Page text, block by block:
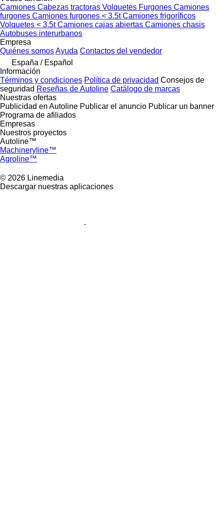
Camiones Cabezas tractoras Volquetes Furgones Camiones
furgones Camiones furgones < 3.5tCamiones frigoríficos
Volquetes < 3.5tCamiones cajas abiertas Camiones chasis
Autobuses interurbanos
Empresa
Quiénes somosAyuda Contactos del vendedor
España / Español
Información
Términos y condiciones Política de privacidad Consejos de
seguridad Reseñas de Autoline Catálogo de marcas
Nuestras ofertas
Publicidad en Autoline Publicar el anuncio Publicar un banner
Programa de afiliados
Empresas
Nuestros proyectos
Autoline™
Machineryline™
Agroline™
© 2026 Linemedia
Descargar nuestras aplicaciones